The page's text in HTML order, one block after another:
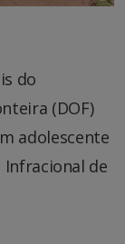
do
(DOF)
adolescente
Infracional de